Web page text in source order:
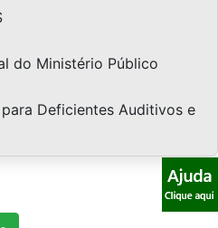
do Ministério Público
Deficientes Auditivos e